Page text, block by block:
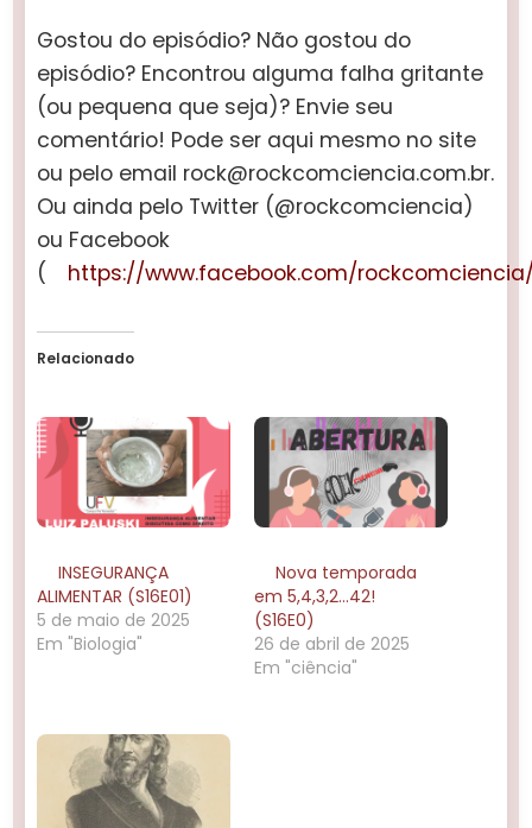
Gostou do episódio? Não gostou do
episódio? Encontrou alguma falha gritante
(ou pequena que seja)? Envie seu
comentário! Pode ser aqui mesmo no site
ou pelo email rock@rockcomciencia.com.br.
Ou ainda pelo Twitter (@rockcomciencia)
ou Facebook
(
https://www.facebook.com/
Relacionado
INSEGURANÇA
ALIMENTAR (S16E01)
5 de maio de 2025
Em "Biologia"
Nova temporada
em 5,4,3,2…42!
(S16E0)
26 de abril de 2025
Em "ciência"